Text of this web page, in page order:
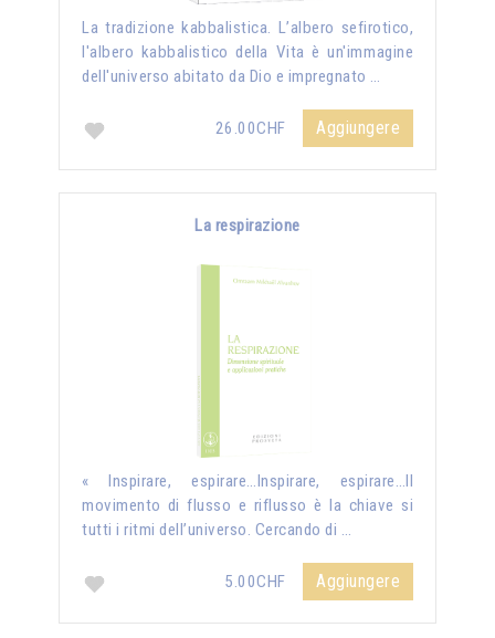
La tradizione kabbalistica. L’albero sefirotico,
l'albero kabbalistico della Vita è un'immagine
dell'universo abitato da Dio e impregnato …
26.00CHF Aggiungere
La respirazione
« Inspirare, espirare…Inspirare, espirare…Il
movimento di flusso e riflusso è la chiave si
tutti i ritmi dell’universo. Cercando di …
5.00CHF Aggiungere